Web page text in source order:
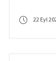
22 Eyl